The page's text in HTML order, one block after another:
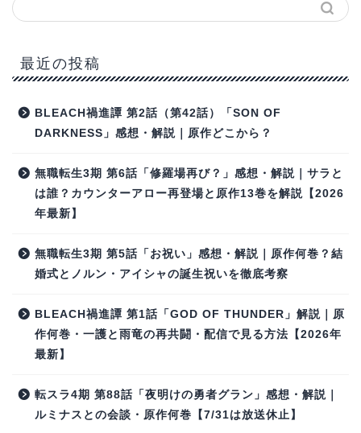
最近の投稿
BLEACH禍進譚 第2話（第42話）「SON OF
DARKNESS」感想・解説｜原作どこから？
無職転生3期 第6話「修羅場再び？」感想・解説｜サラと
は誰？カウンターアロー再登場と原作13巻を解説【2026
年最新】
無職転生3期 第5話「お祝い」感想・解説｜原作何巻？結
婚式とノルン・アイシャの誕生祝いを徹底考察
BLEACH禍進譚 第1話「GOD OF THUNDER」解説｜原
作何巻・一護と雨竜の再共闘・配信で見る方法【2026年
最新】
転スラ4期 第88話「夜明けの勇者グラン」感想・解説｜
ルミナスとの会談・原作何巻【7/31は放送休止】